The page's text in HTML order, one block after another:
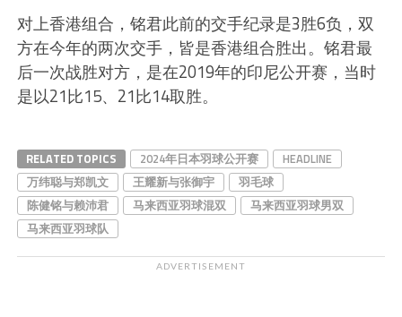
对上香港组合，铭君此前的交手纪录是3胜6负，双
方在今年的两次交手，皆是香港组合胜出。铭君最
后一次战胜对方，是在2019年的印尼公开赛，当时
是以21比15、21比14取胜。
RELATED TOPICS 2024年日本羽球公开赛
HEADLINE
万纬聪与郑凯文
王耀新与张御宇
羽毛球
陈健铭与赖沛君
马来西亚羽球混双
马来西亚羽球男双
马来西亚羽球队
ADVERTISEMENT